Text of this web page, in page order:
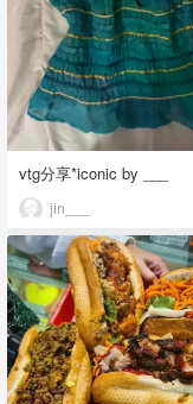
vtg分享*iconic by ___
jin___